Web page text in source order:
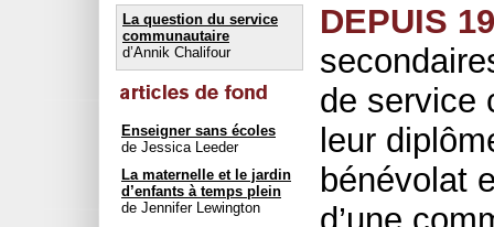
La question du service
communautaire
d’Annik Chalifour
Enseigner sans écoles
de Jessica Leeder
La maternelle et le jardin
d’enfants à temps plein
de Jennifer Lewington
DEPUIS
de service
leur
bénévolat